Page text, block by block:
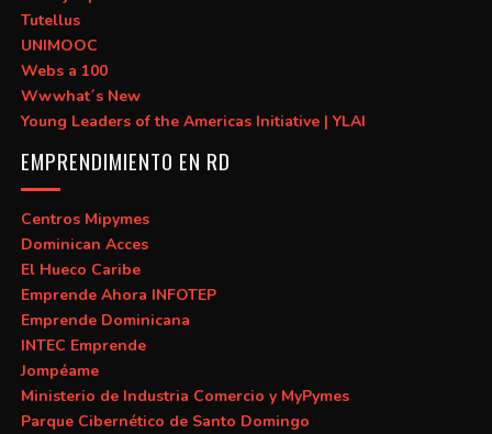
Tutellus
UNIMOOC
Webs a 100
Wwwhat´s New
Young Leaders of the Americas Initiative | YLAI
EMPRENDIMIENTO EN RD
Centros Mipymes
Dominican Acces
El Hueco Caribe
Emprende Ahora INFOTEP
Emprende Dominicana
INTEC Emprende
Jompéame
Ministerio de Industria Comercio y MyPymes
Parque Cibernético de Santo Domingo